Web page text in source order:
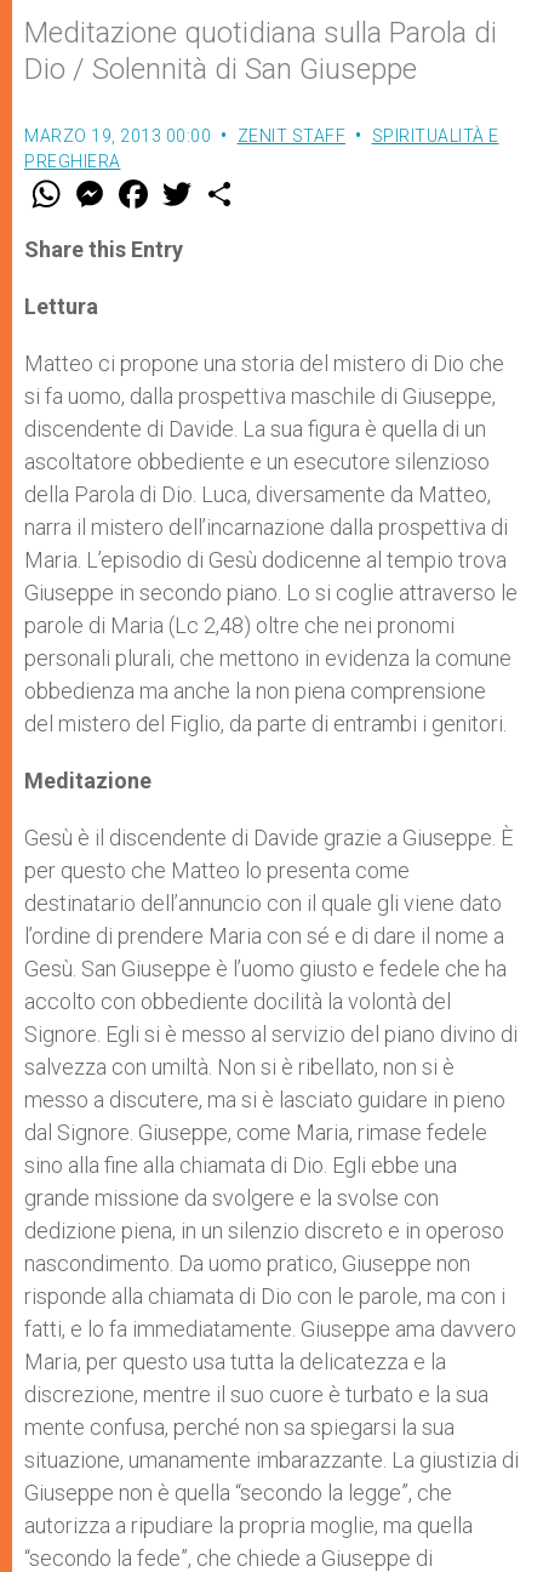
Meditazione quotidiana sulla Parola di
Dio / Solennità di San Giuseppe
MARZO 19, 2013 00:00 ZENIT STAFF
SPIRITUALITÀ E
PREGHIERA
W
t
s
p
p
M
e
s
e
F
a
e
b
w
Share this Entry
Lettura
Matteo ci propone una storia del mistero di Dio che
si fa uomo, dalla prospettiva maschile di Giuseppe,
discendente di Davide. La sua figura è quella di un
ascoltatore obbediente e un esecutore silenzioso
della Parola di Dio. Luca, diversamente da Matteo,
narra il mistero dell’incarnazione dalla prospettiva di
Maria. L’episodio di Gesù dodicenne al tempio trova
Giuseppe in secondo piano. Lo si coglie attraverso le
parole di Maria (Lc 2,48) oltre che nei pronomi
personali plurali, che mettono in evidenza la comune
obbedienza ma anche la non piena comprensione
del mistero del Figlio, da parte di entrambi i genitori.
Meditazione
Gesù è il discendente di Davide grazie a Giuseppe. È
per questo che Matteo lo presenta come
destinatario dell’annuncio con il quale gli viene dato
l’ordine di prendere Maria con sé e di dare il nome a
Gesù. San Giuseppe è l’uomo giusto e fedele che ha
accolto con obbediente docilità la volontà del
Signore. Egli si è messo al servizio del piano divino di
salvezza con umiltà. Non si è ribellato, non si è
messo a discutere, ma si è lasciato guidare in pieno
dal Signore. Giuseppe, come Maria, rimase fedele
sino alla fine alla chiamata di Dio. Egli ebbe una
grande missione da svolgere e la svolse con
dedizione piena, in un silenzio discreto e in operoso
nascondimento. Da uomo pratico, Giuseppe non
risponde alla chiamata di Dio con le parole, ma con i
fatti, e lo fa immediatamente. Giuseppe ama davvero
Maria, per questo usa tutta la delicatezza e la
discrezione, mentre il suo cuore è turbato e la sua
mente confusa, perché non sa spiegarsi la sua
situazione, umanamente imbarazzante. La giustizia di
Giuseppe non è quella “secondo la legge”, che
autorizza a ripudiare la propria moglie, ma quella
“secondo la fede”, che chiede a Giuseppe di